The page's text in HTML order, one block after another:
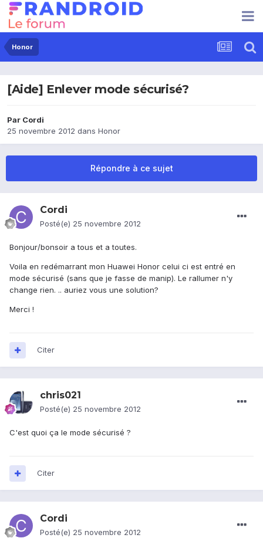
Honor
[Aide] Enlever mode sécurisé?
Par Cordi
25 novembre 2012 dans Honor
Répondre à ce sujet
Cordi
Posté(e) 25 novembre 2012
Bonjour/bonsoir a tous et a toutes.
Voila en redémarrant mon Huawei Honor celui ci est entré en
mode sécurisé (sans que je fasse de manip). Le rallumer n'y
change rien. .. auriez vous une solution?
Merci !
Citer
chris021
Posté(e) 25 novembre 2012
C'est quoi ça le mode sécurisé ?
Citer
Cordi
Posté(e) 25 novembre 2012